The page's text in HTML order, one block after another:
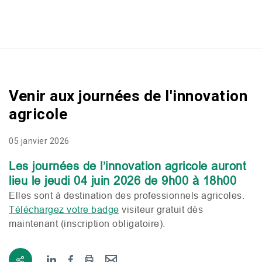
Venir aux journées de l'innovation
agricole
05 janvier 2026
Les journées de l’innovation agricole auront
lieu le jeudi 04 juin 2026 de 9h00 à 18h00
Elles sont à destination des professionnels agricoles.
Téléchargez votre badge visiteur gratuit dès
maintenant (inscription obligatoire)